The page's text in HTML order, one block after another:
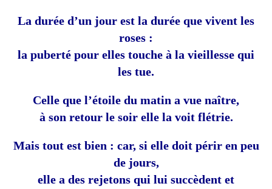
La durée d’un jour est la durée que vivent les
roses :
la puberté pour elles touche à la vieillesse qui
les tue.
Celle que l’étoile du matin a vue naître,
à son retour le soir elle la voit flétrie.
Mais tout est bien : car, si elle doit périr en peu
de jours,
elle a des rejetons qui lui succèdent et